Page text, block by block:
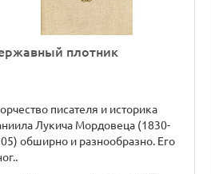
плотник
писателя и историка
Лукича Мордовеца (1830-
обширно и разнообразно. Его